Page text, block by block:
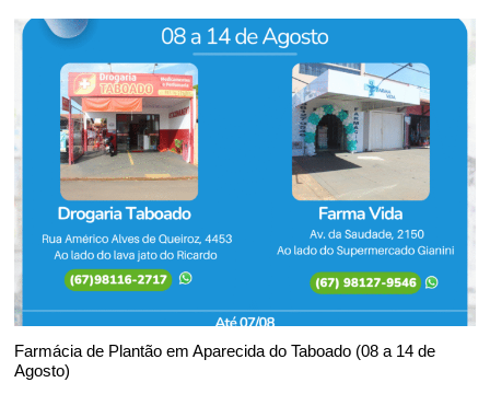
Farmácia de Plantão em Aparecida do Taboado (08 a 14 de
Agosto)